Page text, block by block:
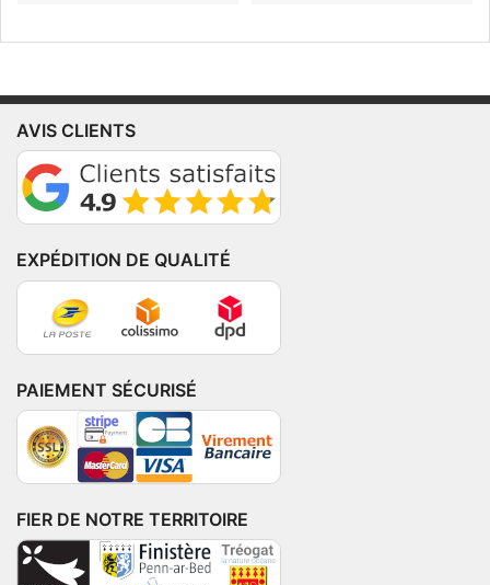
AVIS CLIENTS
EXPÉDITION DE QUALITÉ
PAIEMENT SÉCURISÉ
FIER DE NOTRE TERRITOIRE